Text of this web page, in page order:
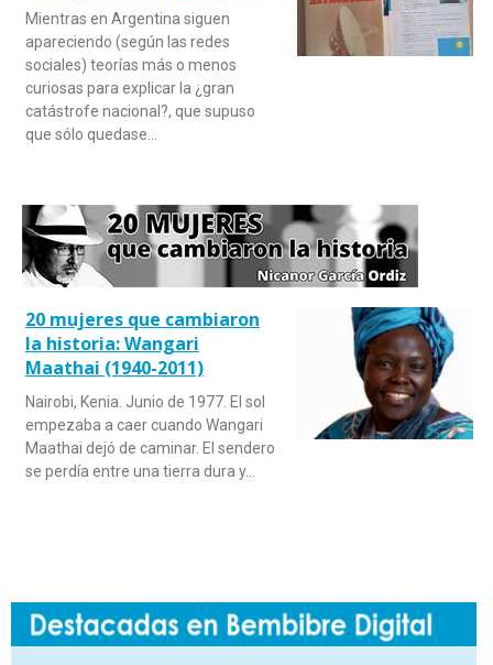
Mientras en Argentina siguen
apareciendo (según las redes
sociales) teorías más o menos
curiosas para explicar la ¿gran
catástrofe nacional?, que supuso
que sólo quedase…
20 mujeres que cambiaron
la historia: Wangari
Maathai (1940-2011)
Nairobi, Kenia. Junio de 1977. El sol
empezaba a caer cuando Wangari
Maathai dejó de caminar. El sendero
se perdía entre una tierra dura y…